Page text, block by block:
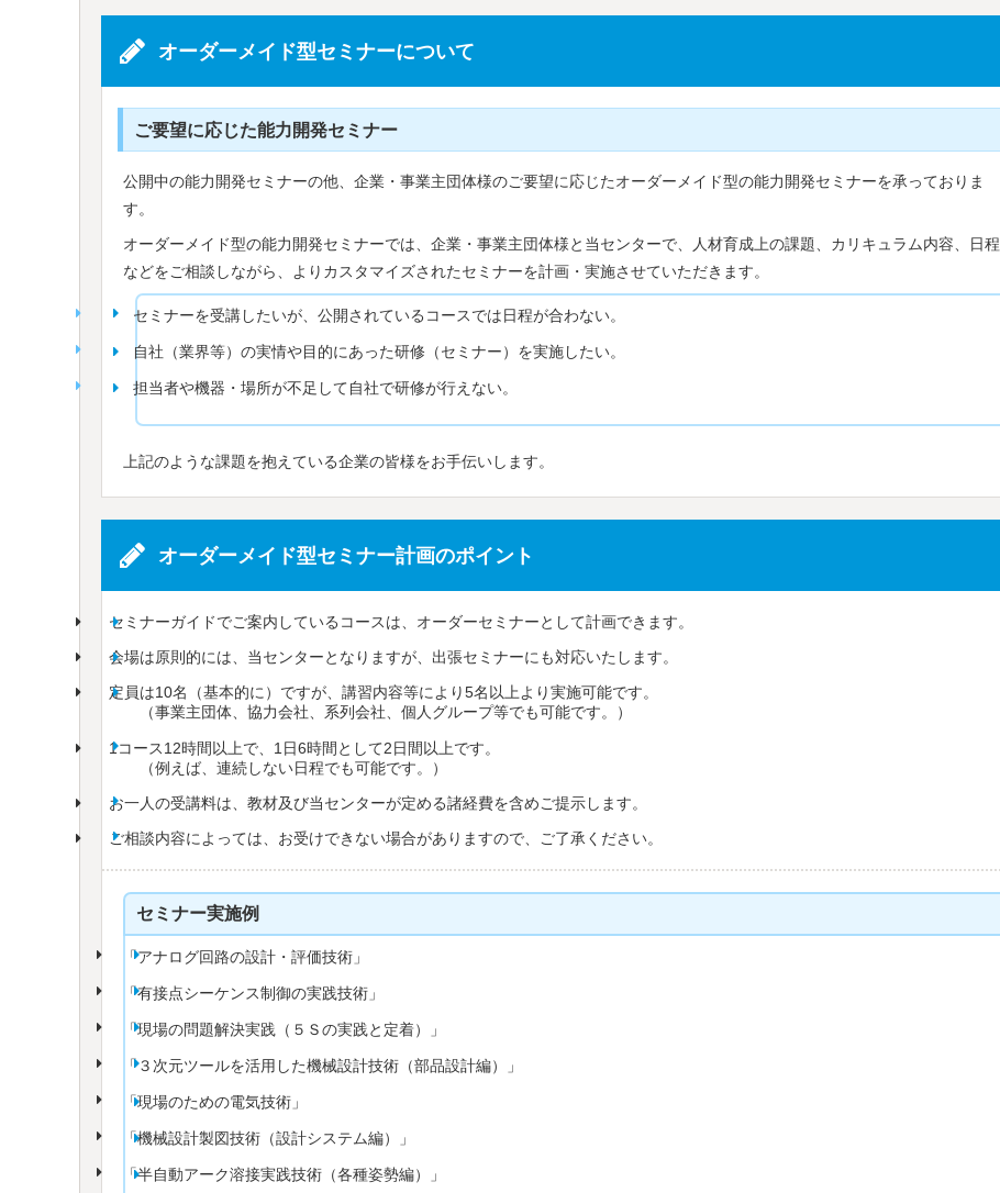
オーダーメイド型セミナーについて
ご要望に応じた能力開発セミナー
公開中の能力開発セミナーの他、企業・事業主団体様のご要望に応じたオーダーメイド型の能力開発セミナーを承っておりま
す。
オーダーメイド型の能力開発セミナーでは、企業・事業主団体様と当センターで、人材育成上の課題、カリキュラム内容、日程
などをご相談しながら、よりカスタマイズされたセミナーを計画・実施させていただきます。
セミナーを受講したいが、公開されているコースでは日程が合わない。
自社（業界等）の実情や目的にあった研修（セミナー）を実施したい。
担当者や機器・場所が不足して自社で研修が行えない。
上記のような課題を抱えている企業の皆様をお手伝いします。
オーダーメイド型セミナー計画のポイント
セミナーガイドでご案内しているコースは、オーダーセミナーとして計画できます。
会場は原則的には、当センターとなりますが、出張セミナーにも対応いたします。
定員は10名（基本的に）ですが、講習内容等により5名以上より実施可能です。
（事業主団体、協力会社、系列会社、個人グループ等でも可能です。）
1コース12時間以上で、1日6時間として2日間以上です。
（例えば、連続しない日程でも可能です。）
お一人の受講料は、教材及び当センターが定める諸経費を含めご提示します。
ご相談内容によっては、お受けできない場合がありますので、ご了承ください。
セミナー実施例
「アナログ回路の設計・評価技術」
「有接点シーケンス制御の実践技術」
「現場の問題解決実践（５Ｓの実践と定着）」
「３次元ツールを活用した機械設計技術（部品設計編）」
「現場のための電気技術」
「機械設計製図技術（設計システム編）」
「半自動アーク溶接実践技術（各種姿勢編）」